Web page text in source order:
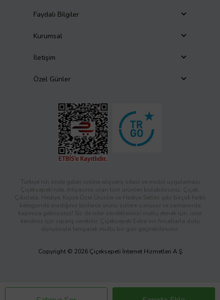
Faydalı Bilgiler
Kurumsal
İletişim
Özel Günler
Türkiye’nin önde gelen online alışveriş sitesi ve mobil uygulaması
Çiçeksepeti’nde, ihtiyacınız olan tüm ürünleri bulabilirsiniz. Çiçek,
Çikolata, Hediye, Kişiye Özel Ürünler ve Hediye Setleri gibi birçok farklı
kategoride aradığınız binlerce ürünü sizlere sunuyor ve zamanında
kapınıza getiriyoruz! Siz de ister sevdiklerinizi mutlu etmek için, ister
kendiniz için sipariş verebilir; Çiçeksepeti Extra’nın fırsatlarla dolu
dünyasıyla tanışarak mutlu bir gün geçirebilirsiniz.
Copyright © 2026 Çiçeksepeti İnternet Hizmetleri A.Ş